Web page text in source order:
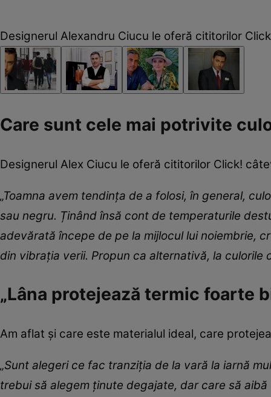
Designerul Alexandru Ciucu le oferă cititorilor
Care sunt cele mai potrivite
Designerul Alex Ciucu le oferă cititorilor Click!
„Toamna avem tendința de a folosi, în general,
sau negru. Ținând însă cont de temperaturile
adevărată începe de pe la mijlocul lui noiembrie,
din vibrația verii. Propun ca alternativă, la culorile
„Lâna protejează termic foarte
Am aflat și care este materialul ideal, care
„Sunt alegeri ce fac tranziția de la vară la iarnă
trebui să alegem ținute degajate, dar care să